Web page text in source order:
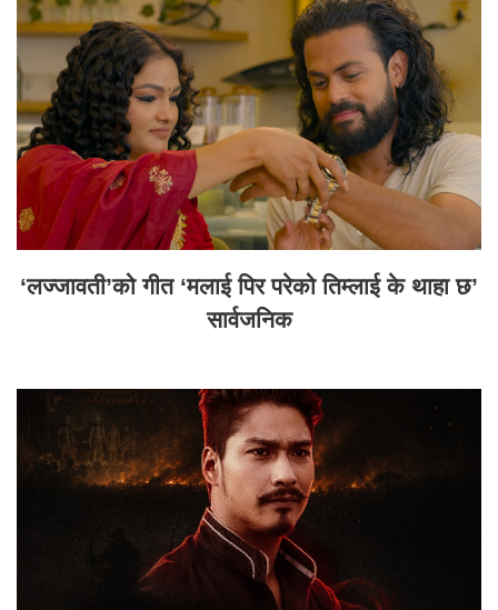
‘लज्जावती’को गीत ‘मलाई पिर परेको तिम्लाई के थाहा छ’
सार्वजनिक